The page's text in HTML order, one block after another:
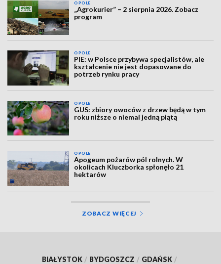
OPOLE
„Agrokurier” – 2 sierpnia 2026. Zobacz
program
OPOLE
PIE: w Polsce przybywa specjalistów, ale
kształcenie nie jest dopasowane do
potrzeb rynku pracy
OPOLE
GUS: zbiory owoców z drzew będą w tym
roku niższe o niemal jedną piątą
OPOLE
Apogeum pożarów pól rolnych. W
okolicach Kluczborka spłonęło 21
hektarów
ZOBACZ WIĘCEJ
BIAŁYSTOK / BYDGOSZCZ / GDAŃSK /